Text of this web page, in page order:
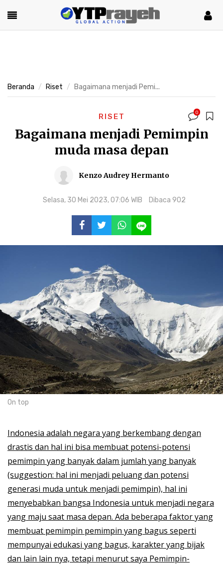
Beranda Riset Bagaimana menjadi Pemi...
RISET 0
Bagaimana menjadi Pemimpin
muda masa depan
Kenzo Audrey Hermanto
Selasa, 30 Mei 2023, 07:06 WIB Dibaca 902
On top
Indonesia adalah negara yang berkembang dengan
drastis dan hal ini bisa membuat potensi-potensi
pemimpin yang banyak dalam jumlah yang banyak
(suggestion: hal ini menjadi peluang dan potensi
generasi muda untuk menjadi pemimpin), hal ini
menyebabkan bangsa Indonesia untuk menjadi negara
yang maju saat masa depan. Ada beberapa faktor yang
membuat pemimpin pemimpin yang bagus seperti
mempunyai edukasi yang bagus, karakter yang bijak
dan lain lain nya, tetapi menurut saya Pemimpin-